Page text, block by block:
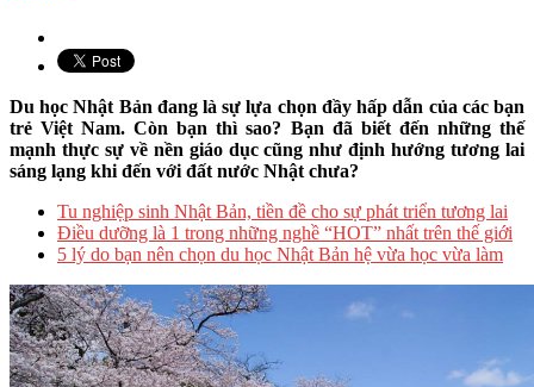
Du học Nhật Bản đang là sự lựa chọn đầy hấp dẫn của các bạn
trẻ Việt Nam. Còn bạn thì sao? Bạn đã biết đến những thế
mạnh thực sự về nền giáo dục cũng như định hướng tương lai
sáng lạng khi đến với đất nước Nhật chưa?
Tu nghiệp sinh Nhật Bản, tiền đề cho sự phát triển tương lai
Điều dưỡng là 1 trong những nghề “HOT” nhất trên thế giới
5 lý do bạn nên chọn du học Nhật Bản hệ vừa học vừa làm